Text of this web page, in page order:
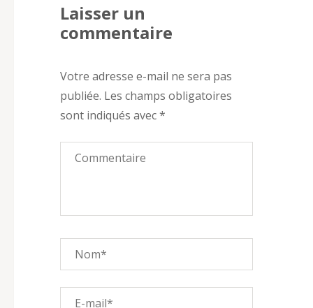
Laisser un
commentaire
Votre adresse e-mail ne sera pas
publiée. Les champs obligatoires
sont indiqués avec*